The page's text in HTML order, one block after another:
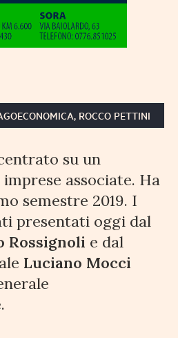
ROCCO PETTINI
su un
associate. Ha
semestre 2019. I
presentati oggi dal
Rossignoli e dal
Luciano Mocci